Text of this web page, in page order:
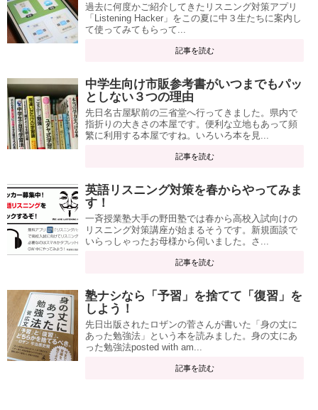
過去に何度かご紹介してきたリスニング対策アプリ
「Listening Hacker」をこの夏に中３生たちに案内し
て使ってみてもらって...
記事を読む
中学生向け市販参考書がいつまでもパッ
としない３つの理由
先日名古屋駅前の三省堂へ行ってきました。県内で
指折りの大きさの本屋です。便利な立地もあって頻
繁に利用する本屋ですね。いろいろ本を見...
記事を読む
英語リスニング対策を春からやってみま
す！
一斉授業塾大手の野田塾では春から高校入試向けの
リスニング対策講座が始まるそうです。新規面談で
いらっしゃったお母様から伺いました。さ...
記事を読む
塾ナシなら「予習」を捨てて「復習」を
しよう！
先日出版されたロザンの菅さんが書いた「身の丈に
あった勉強法」という本を読みました。身の丈にあ
った勉強法posted with am...
記事を読む